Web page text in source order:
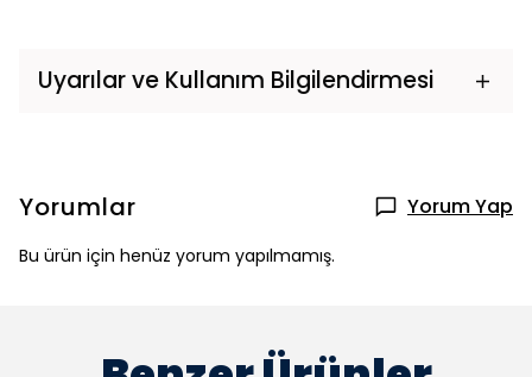
Uyarılar ve Kullanım Bilgilendirmesi
Yorumlar Yorum Yap
Bu ürün için henüz yorum yapılmamış.